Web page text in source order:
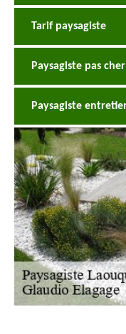
Tarif paysagiste
Paysagiste pas cher
Paysagiste